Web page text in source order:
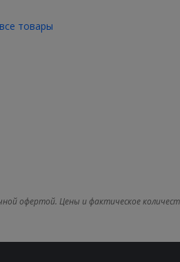
товары
офертой. Цены и фактическое